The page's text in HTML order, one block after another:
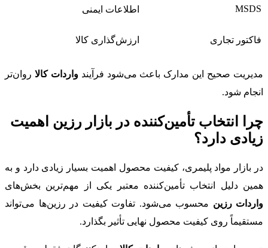
MSDS اطلاعات ایمنی
فاکتور تجاری ارزش‌گذاری کالا
مدیریت صحیح این مدارک باعث می‌شود فرآیندواردات کالا روان‌تر
انجام شود.
چرا انتخاب تأمین‌کننده در بازار رزین اهمیت
زیادی دارد؟
در بازار مواد پلیمری، کیفیت محصول اهمیت بسیار زیادی دارد و به
همین دلیل انتخاب تأمین‌کننده معتبر یکی از مهم‌ترین بخش‌های
واردات رزین محسوب می‌شود. تفاوت کیفیت در رزین‌ها می‌تواند
مستقیماً روی کیفیت محصول نهایی تأثیر بگذارد.